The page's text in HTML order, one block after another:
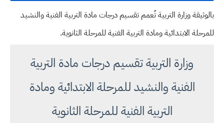
بالوثيقة وزارة التربية تُعمم تقسيم درجات مادة التربية الفنية والنشيد
للمرحلة الابتدائية ومادة التربية الفنية للمرحلة الثانوية.
وزارة التربية تقسيم درجات مادة التربية
الفنية والنشيد للمرحلة الابتدائية ومادة
التربية الفنية للمرحلة الثانوية